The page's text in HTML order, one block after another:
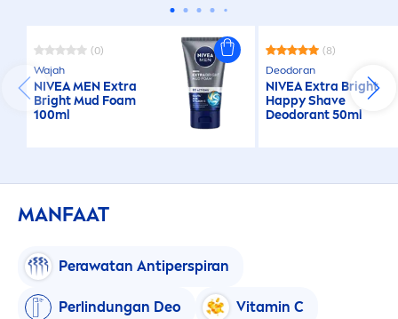
(0)
Wajah
NIVEAMEN Extra
Bright Mud Foam
100ml
(8)
Deodoran
NIVEAExtra Bright
Happy Shave
Deodorant 50ml
MANFAAT
Perawatan Antiperspiran
Perlindungan Deo Vitamin C